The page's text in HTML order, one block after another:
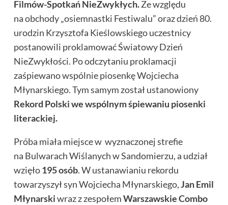
Filmów-Spotkań NieZwykłych.Ze względu
na obchody „osiemnastki Festiwalu” oraz dzień 80.
urodzin Krzysztofa Kieślowskiego uczestnicy
postanowili proklamować Światowy Dzień
NieZwykłości. Po odczytaniu proklamacji
zaśpiewano wspólnie piosenkę Wojciecha
Młynarskiego. Tym samym został ustanowiony
Rekord Polskiwe wspólnym śpiewaniu piosenki
literackiej.
Próba miała miejsce w wyznaczonej strefie
na Bulwarach Wiślanych w Sandomierzu, a udział
wzięło195 osób. W ustanawianiu rekordu
towarzyszył syn Wojciecha Młynarskiego,Jan Emil
Młynarskiwraz z zespołemWarszawskie Combo